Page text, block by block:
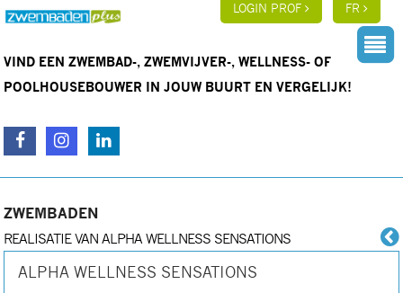
LOGIN PROF FR
VIND EEN ZWEMBAD-, ZWEMVIJVER-, WELLNESS- OF
POOLHOUSEBOUWER IN JOUW BUURT EN VERGELIJK!
ZWEMBADEN
REALISATIE VAN ALPHA WELLNESS SENSATIONS
ALPHA WELLNESS SENSATIONS